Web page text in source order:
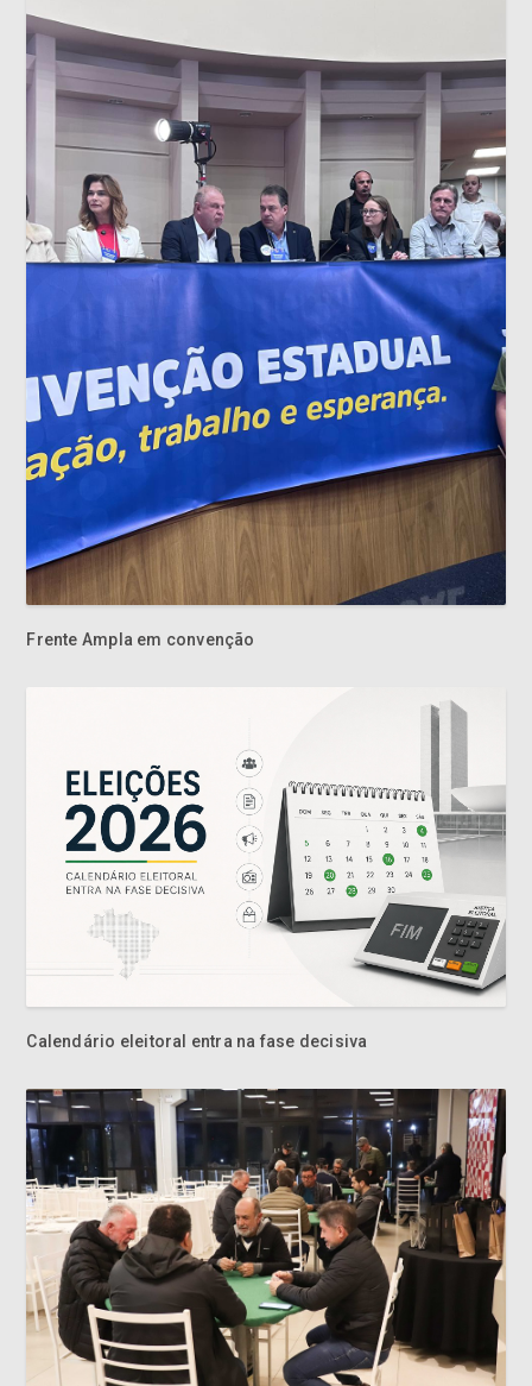
Frente Ampla em convenção
Calendário eleitoral entra na fase decisiva
Campeonato de Canastra Masculina do Mampituba reúne